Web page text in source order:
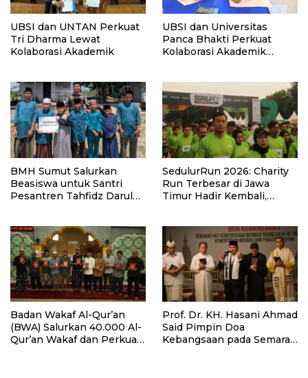
UBSI dan UNTAN Perkuat
Tri Dharma Lewat
Kolaborasi Akademik
UBSI dan Universitas
Panca Bhakti Perkuat
Kolaborasi Akademik
BMH Sumut Salurkan
Beasiswa untuk Santri
Pesantren Tahfidz Darul
SedulurRun 2026: Charity
Run Terbesar di Jawa
Timur Hadir Kembali,
Santri dan Guru Honorer
Badan Wakaf Al-Qur’an
(BWA) Salurkan 40.000 Al-
Qur’an Wakaf dan Perkuat
Prof. Dr. KH. Hasani Ahmad
Said Pimpin Doa
Kebangsaan pada Semarak